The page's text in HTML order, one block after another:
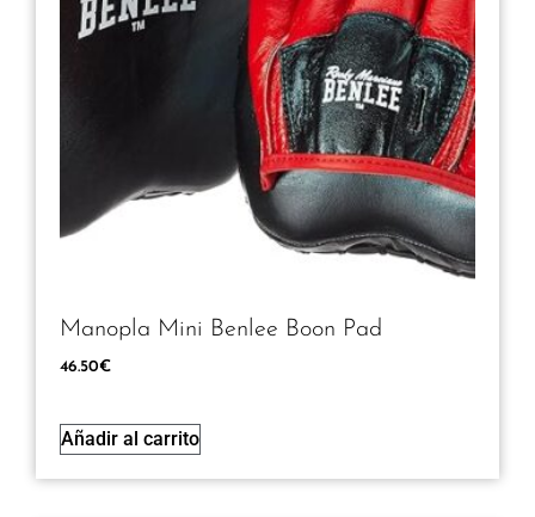
Manopla Mini Benlee Boon Pad
46.50€
Añadir al carrito